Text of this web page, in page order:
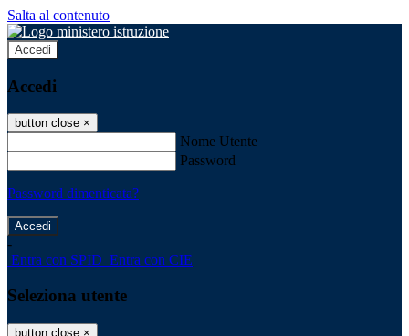
Salta al contenuto
Accedi
Accedi
button close ×
Nome Utente
Password
Password dimenticata?
-
Entra con SPID Entra con CIE
Seleziona utente
button close ×